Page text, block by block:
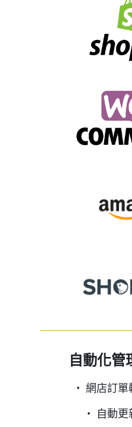
自動化管
‧ 網店訂單
‧ 自動更